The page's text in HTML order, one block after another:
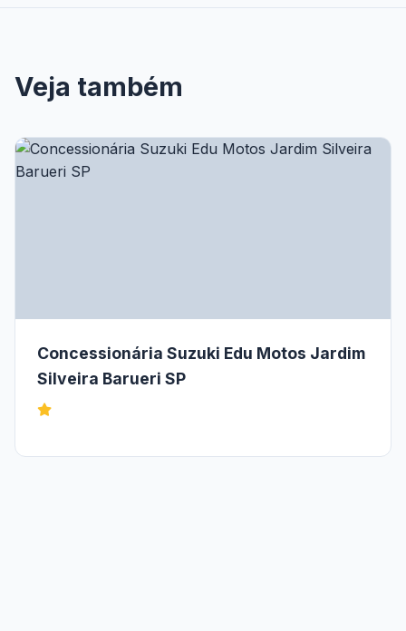
Veja também
Concessionária Suzuki Edu Motos Jardim
Silveira Barueri SP